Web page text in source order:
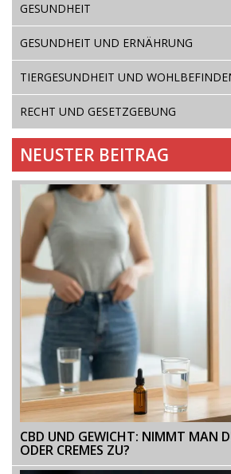
GESUNDHEIT
GESUNDHEIT UND ERNÄHRUNG
TIERGESUNDHEIT UND
RECHT UND GESETZGEBUNG
NEUSTER BEITRAG
CBD UND GEWICHT: NIMMT MAN
ODER CREMES ZU?